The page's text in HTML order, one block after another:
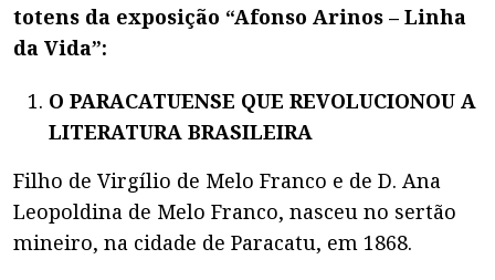
totens da exposição “Afonso Arinos – Linha
da Vida”:
O PARACATUENSE QUE REVOLUCIONOU A
LITERATURA BRASILEIRA
Filho de Virgílio de Melo Franco e de D. Ana
Leopoldina de Melo Franco, nasceu no sertão
mineiro, na cidade de Paracatu, em 1868.